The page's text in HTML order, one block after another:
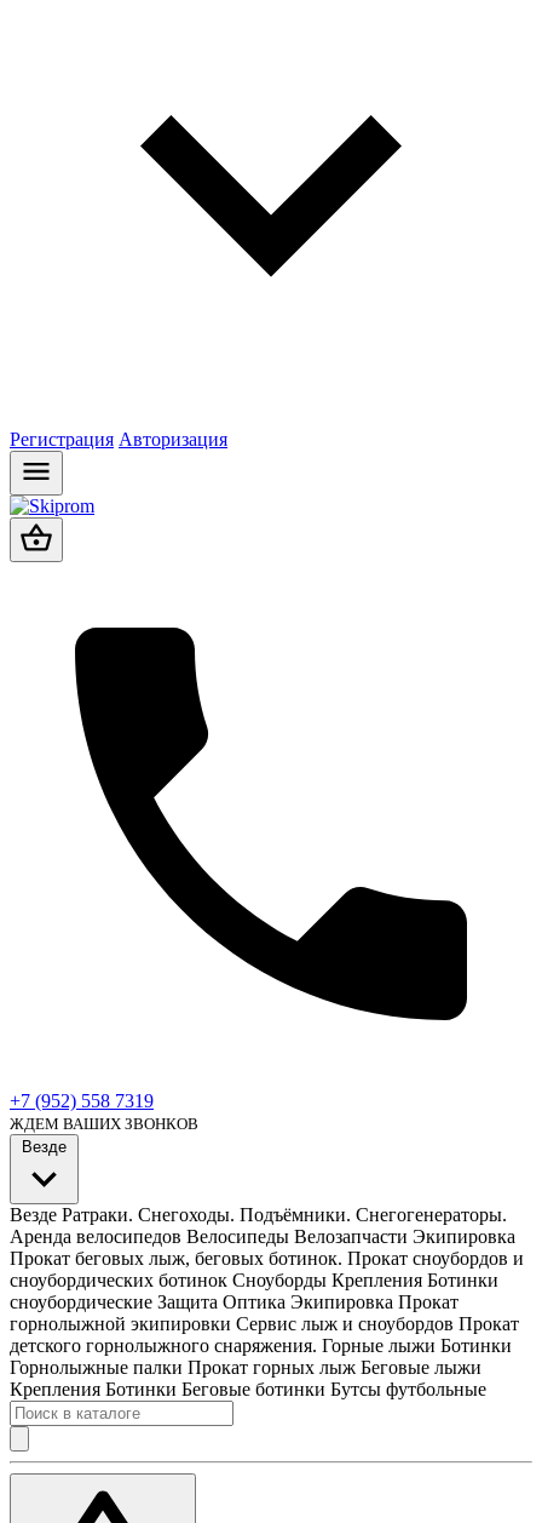
Регистрация Авторизация
+7 (952) 558 7319
ЖДЕМ ВАШИХ ЗВОНКОВ
Везде
Везде Ратраки. Снегоходы. Подъёмники. Снегогенераторы.
Аренда велосипедов Велосипеды Велозапчасти Экипировка
Прокат беговых лыж, беговых ботинок. Прокат сноубордов и
сноубордических ботинок Сноуборды Крепления Ботинки
сноубордические Защита Оптика Экипировка Прокат
горнолыжной экипировки Сервис лыж и сноубордов Прокат
детского горнолыжного снаряжения. Горные лыжи Ботинки
Горнолыжные палки Прокат горных лыж Беговые лыжи
Крепления Ботинки Беговые ботинки Бутсы футбольные